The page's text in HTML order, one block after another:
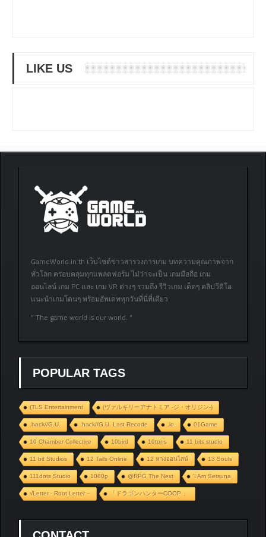
LIKE US
GameWorld.in.th เว็บไซต์ข่าวสารวงการเกม บทความคุณภาพจาก
ทั่วโลก ครอบคลุมทุกแพลตฟอร์ม ไม่ว่าจะเป็น เกมมือถือ เกม
ออนไลน์ เกม PC และ เกม VR ต่างๆ รวมถึง รีวิวเกม เด็ดๆ คลิปวีดิโอ
แนะนำเกมโดนๆ พร้อมอัพเดททุกวันที่นี่ที่เดียว
” The game world is our world. “
POPULAR TAGS
(TLS Entertainment (ヴァルキリーアナトミア ‐ジ・オリジン‐)
.hack//G.U. .hack//G.U. Last Recode .io 01Game
10 Chamber Collective 10bird 10tons 11 bits studio
11 bit Studios 12 Tails Online 12 หางออนไลน์ 13 Souls
111dots Studio 1080p @RPG The Next ‘I Am Setsuna
√Letter - Root Letter – 「ドラゴンハンターCOOP 」